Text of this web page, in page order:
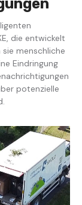
die entwickelt
menschliche
Eindringung
potenzielle